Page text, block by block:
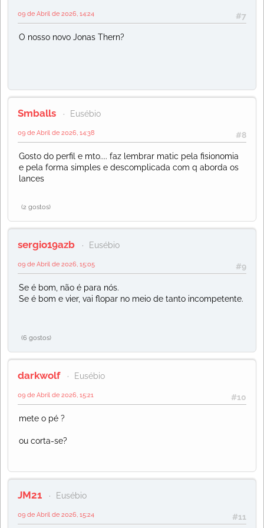
#7
09 de Abril de 2026, 14:24
O nosso novo Jonas Thern?
Smballs Eusébio
#8
09 de Abril de 2026, 14:38
Gosto do perfil e mto.... faz lembrar matic pela fisionomia
e pela forma simples e descomplicada com q aborda os
lances
(2 gostos)
sergio19azb Eusébio
#9
09 de Abril de 2026, 15:05
Se é bom, não é para nós.
Se é bom e vier, vai flopar no meio de tanto incompetente.
(6 gostos)
darkwolf Eusébio
#10
09 de Abril de 2026, 15:21
mete o pé ?
ou corta-se?
JM21 Eusébio
#11
09 de Abril de 2026, 15:24